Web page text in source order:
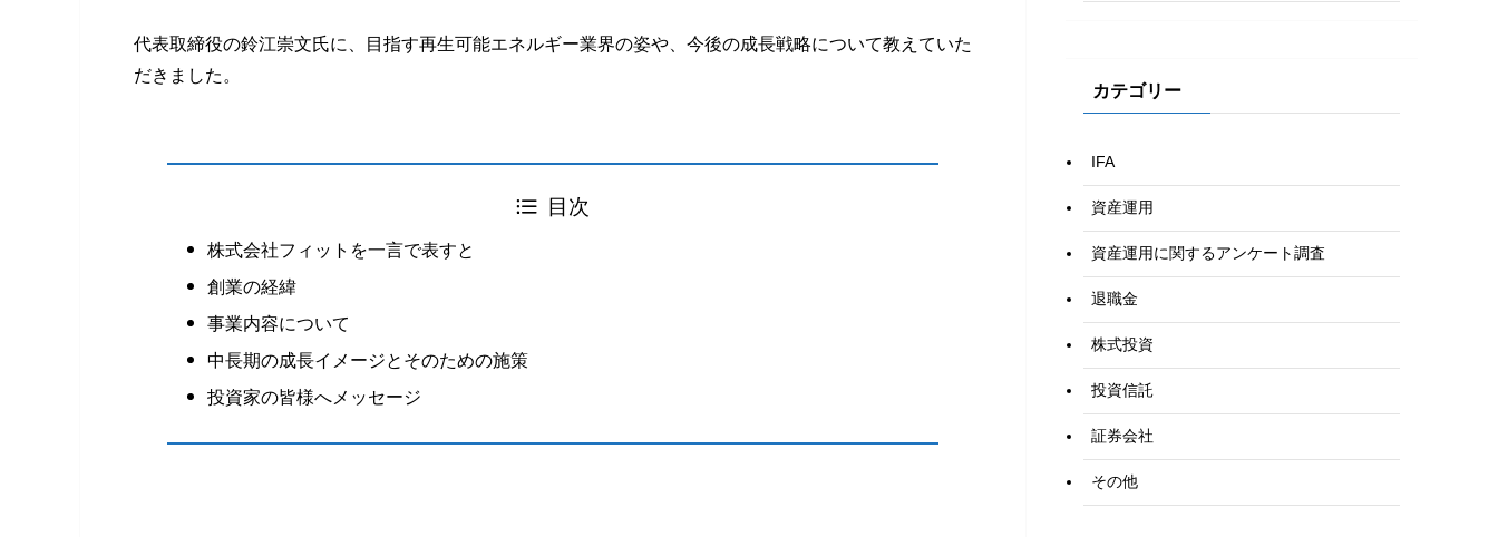
代表取締役の鈴江崇文氏に、目指す再生可能エネルギー業界の姿や、今後の成長戦略について教えていた
だきました。
目次
株式会社フィットを一言で表すと
創業の経緯
事業内容について
中長期の成長イメージとそのための施策
投資家の皆様へメッセージ
カテゴリー
IFA
資産運用
資産運用に関するアンケート調査
退職金
株式投資
投資信託
証券会社
その他